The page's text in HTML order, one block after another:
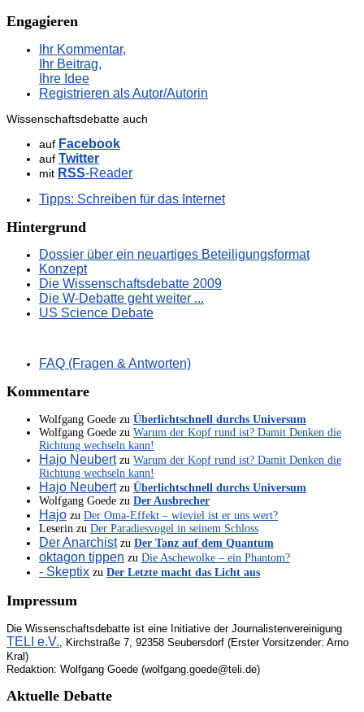
Engagieren
Ihr Kommentar,
Ihr Beitrag,
Ihre Idee
Registrieren als Autor/Autorin
Wissenschaftsdebatte auch
auf Facebook
auf Twitter
mit RSS-Reader
Tipps: Schreiben für das Internet
Hintergrund
Dossier über ein neuartiges Beteiligungsformat
Konzept
Die Wissenschaftsdebatte 2009
Die W-Debatte geht weiter ...
US Science Debate
FAQ (Fragen & Antworten)
Kommentare
Wolfgang Goede zu Überlichtschnell durchs Universum
Wolfgang Goede zu Warum der Kopf rund ist? Damit Denken die
Richtung wechseln kann!
Hajo Neubertzu Warum der Kopf rund ist? Damit Denken die
Richtung wechseln kann!
Hajo Neubertzu Überlichtschnell durchs Universum
Wolfgang Goede zu Der Ausbrecher
Hajo zu Der Oma-Effekt – wieviel ist er uns wert?
Leserin zu Der Paradiesvogel in seinem Schloss
Der Anarchistzu Der Tanz auf dem Quantum
oktagon tippen zu Die Aschewolke – ein Phantom?
- Skeptix zu Der Letzte macht das Licht aus
Impressum
Die Wissenschaftsdebatte ist eine Initiative der Journalistenvereinigung
TELI e.V., Kirchstraße 7, 92358 Seubersdorf (Erster Vorsitzender: Arno
Kral)
Redaktion: Wolfgang Goede (wolfgang.goede@teli.de)
Aktuelle Debatte